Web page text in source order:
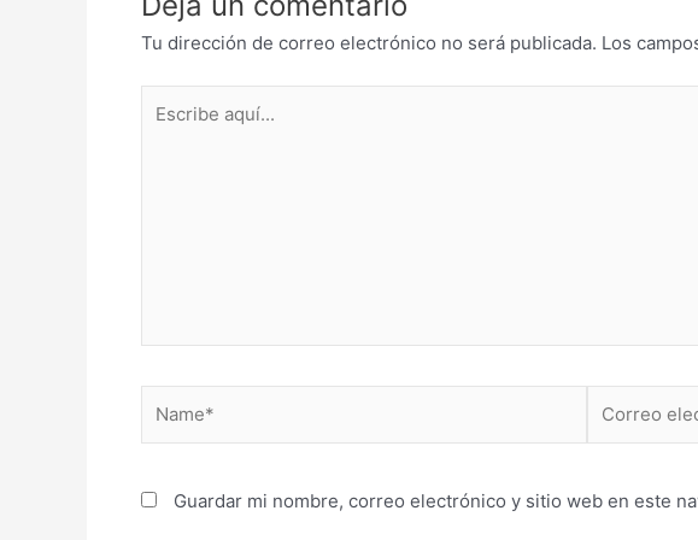
Tu dirección de correo electrónico no será publicada. Los
aquí...
electrónico*
Guardar mi nombre, correo electrónico y sitio web en este